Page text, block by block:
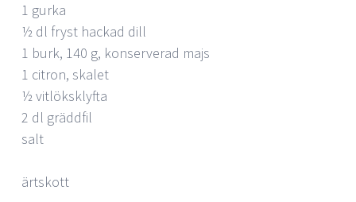
1 gurka
½ dl fryst hackad dill
1 burk, 140 g, konserverad majs
1 citron, skalet
½ vitlöksklyfta
2 dl gräddfil
salt
ärtskott